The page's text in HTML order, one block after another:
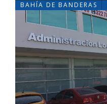
BAHÍA DE BANDERAS